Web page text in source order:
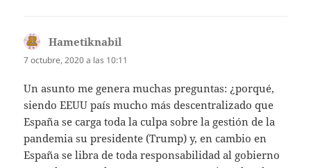
Hametiknabil
7 octubre, 2020 a las 10:11
Un asunto me genera muchas preguntas: ¿porqué,
siendo EEUU país mucho más descentralizado que
España se carga toda la culpa sobre la gestión de la
pandemia su presidente (Trump) y, en cambio en
España se libra de toda responsabilidad al gobierno